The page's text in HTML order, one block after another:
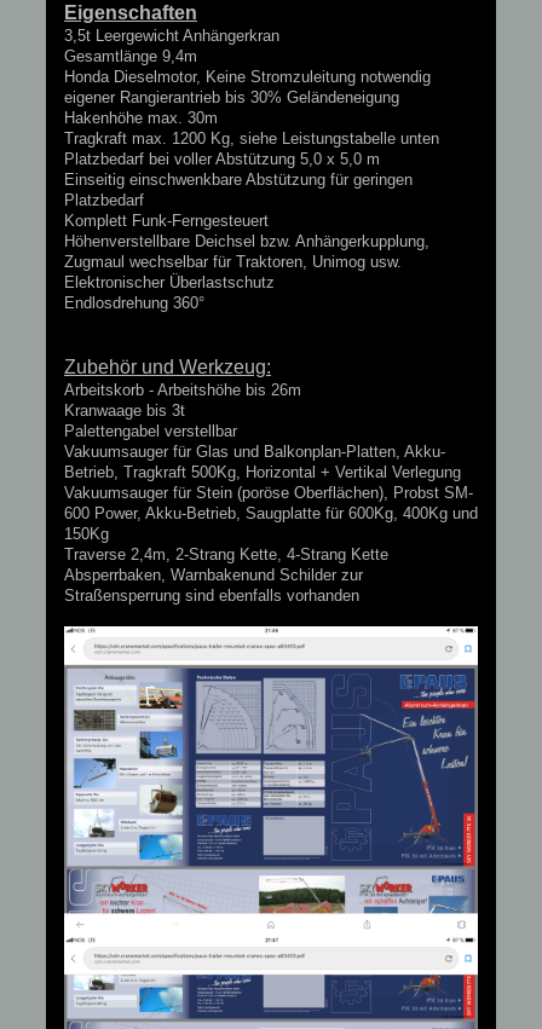
Eigenschaften
3,5t Leergewicht Anhängerkran
Gesamtlänge 9,4m
Honda Dieselmotor, Keine Stromzuleitung notwendig
eigener Rangierantrieb bis 30% Geländeneigung
Hakenhöhe max. 30m
Tragkraft max. 1200 Kg, siehe Leistungstabelle unten
Platzbedarf bei voller Abstützung 5,0 x 5,0 m
Einseitig einschwenkbare Abstützung für geringen
Platzbedarf
Komplett Funk-Ferngesteuert
Höhenverstellbare Deichsel bzw. Anhängerkupplung,
Zugmaul wechselbar für Traktoren, Unimog usw.
Elektronischer Überlastschutz
Endlosdrehung 360°
Zubehör und Werkzeug:
Arbeitskorb - Arbeitshöhe bis 26m
Kranwaage bis 3t
Palettengabel verstellbar
Vakuumsauger für Glas und Balkonplan-Platten, Akku-
Betrieb, Tragkraft 500Kg, Horizontal + Vertikal Verlegung
Vakuumsauger für Stein (poröse Oberflächen), Probst SM-
600 Power, Akku-Betrieb, Saugplatte für 600Kg, 400Kg und
150Kg
Traverse 2,4m, 2-Strang Kette, 4-Strang Kette
Absperrbaken, Warnbakenund Schilder zur
Straßensperrung sind ebenfalls vorhanden